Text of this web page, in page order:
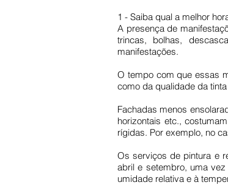
1 - Saiba qual a melhor
A presença de
trincas, bolhas,
manifestações.
O tempo com que essas
como da qualidade da
Fachadas menos
horizontais etc.,
rígidas. Por exemplo, no
Os serviços de pintura e
abril e setembro, uma
umidade relativa e à